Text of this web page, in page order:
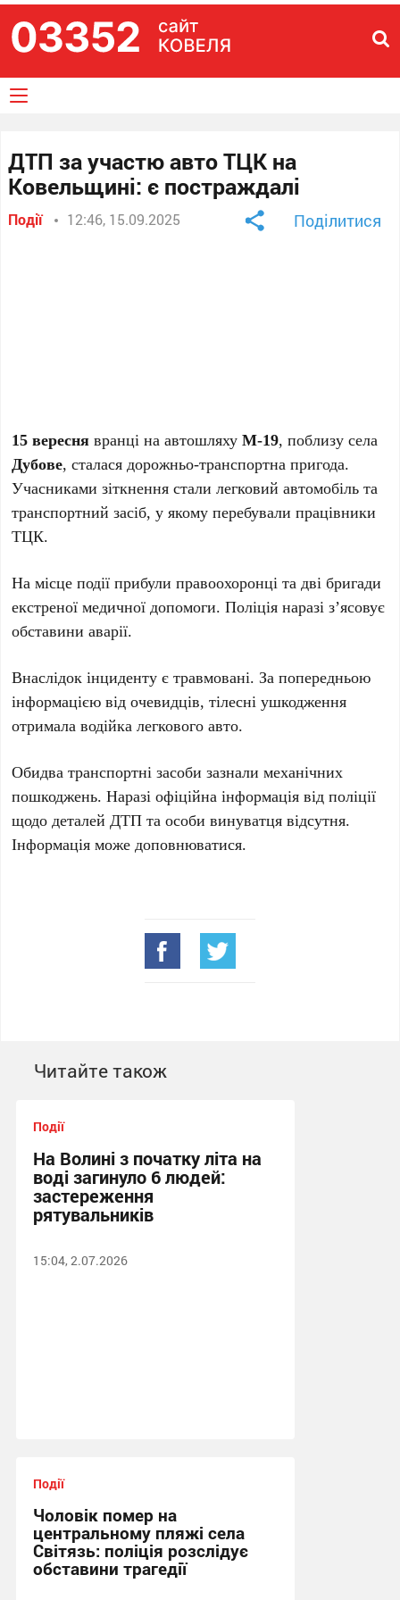
ДТП за участю авто ТЦК на
Ковельщині: є постраждалі
Події 12:46, 15.09.2025 Поділитися
15 вересня вранці на автошляхуМ-19, поблизу села
Дубове, сталася дорожньо-транспортна пригода.
Учасниками зіткнення стали легковий автомобіль та
транспортний засіб, у якому перебували працівники
ТЦК.
На місце події прибули правоохоронці та дві бригади
екстреної медичної допомоги. Поліція наразі з’ясовує
обставини аварії.
Внаслідок інциденту є травмовані. За попередньою
інформацією від очевидців, тілесні ушкодження
отримала водійка легкового авто.
Обидва транспортні засоби зазнали механічних
пошкоджень. Наразі офіційна інформація від поліції
щодо деталей ДТП та особи винуватця відсутня.
Інформація може доповнюватися.
Читайте також
Події
На Волині з початку літа на
воді загинуло 6 людей:
застереження
рятувальників
15:04, 2.07.2026
Події
Чоловік помер на
центральному пляжі села
Світязь: поліція розслідує
обставини трагедії